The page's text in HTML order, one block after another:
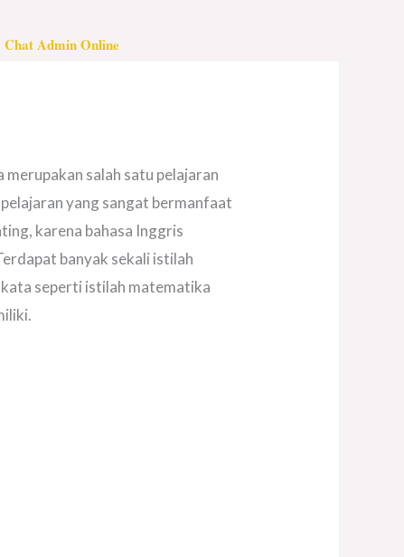
Chat Admin Online
salah satu pelajaran
yang sangat bermanfaat
karena bahasa Inggris
banyak sekali istilah
seperti istilah matematika